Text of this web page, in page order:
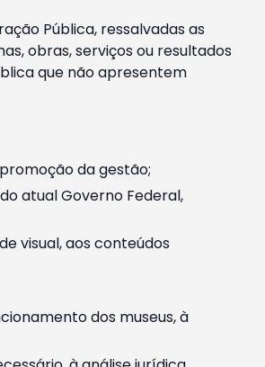
Pública, ressalvadas as
obras, serviços ou resultados
que não apresentem
da gestão;
atual Governo Federal,
visual, aos conteúdos
dos museus, à